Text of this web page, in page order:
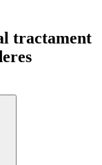
tractament
Cerca: